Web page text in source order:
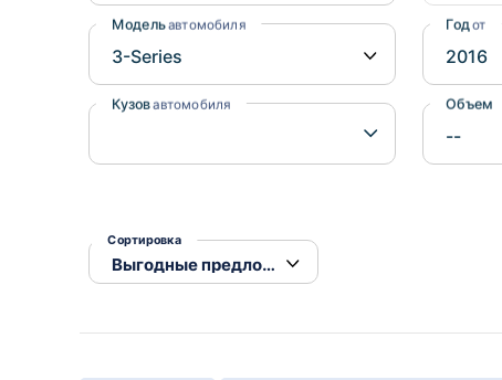
Suzuki
Subaru
Модельавтомобиля
Кузовавтомобиля
Год от
Объем
Сортировка